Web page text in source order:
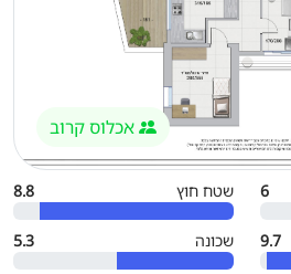
אכלוס קרוב
6 שטח חוץ 8.8
9.7 שכונה 5.3